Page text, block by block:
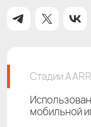
Стадии
мобильной